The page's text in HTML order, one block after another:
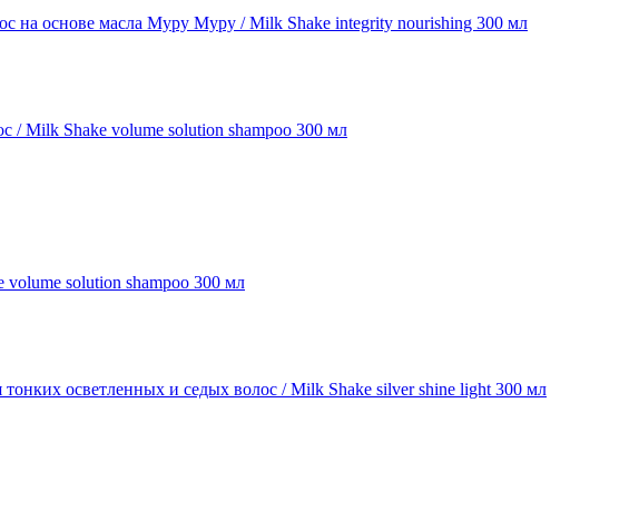
на основе масла Муру Муру / Milk Shake integrity nourishing 300 мл
solution shampoo 300 мл